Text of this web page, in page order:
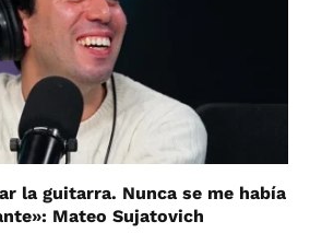
la guitarra. Nunca se me había
Mateo Sujatovich